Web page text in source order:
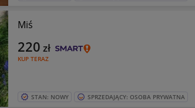
Miś
KUP TERAZ
220 zł
STAN: NOWY SPRZEDAJĄCY: OSOBA PRYWATNA